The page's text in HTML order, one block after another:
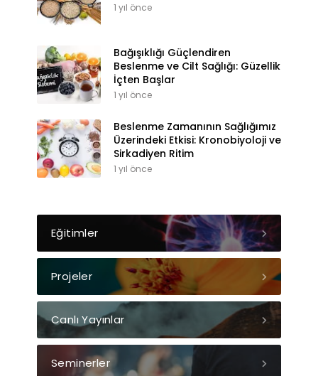
1 yıl önce
Bağışıklığı Güçlendiren
Beslenme ve Cilt Sağlığı: Güzellik
İçten Başlar
1 yıl önce
Beslenme Zamanının Sağlığımız
Üzerindeki Etkisi: Kronobiyoloji ve
Sirkadiyen Ritim
1 yıl önce
Eğitimler
Projeler
Canlı Yayınlar
Seminerler